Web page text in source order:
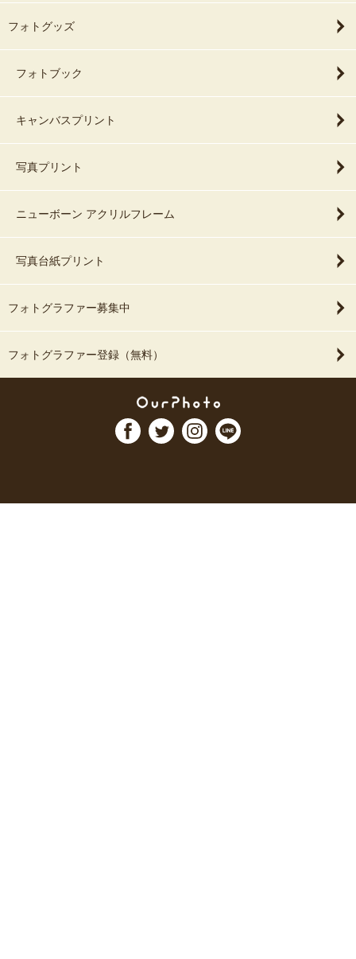
フォトグッズ
フォトブック
キャンバスプリント
写真プリント
ニューボーン アクリルフレーム
写真台紙プリント
フォトグラファー募集中
フォトグラファー登録（無料）